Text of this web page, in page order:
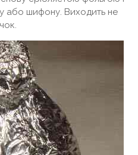
або шифону. Виходить не